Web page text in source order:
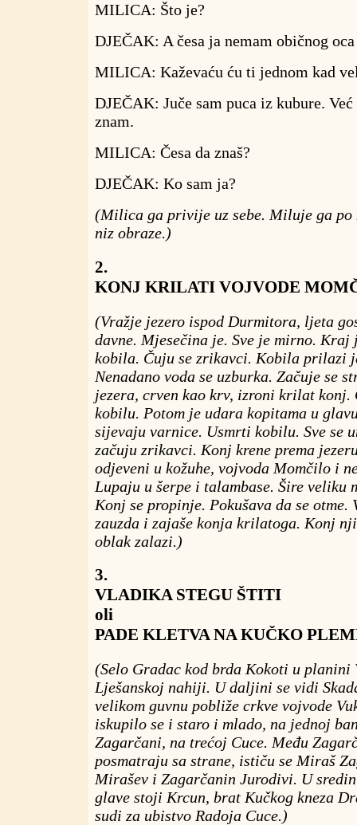
MILICA: Što je?
DJEČAK: A česa ja nemam običnog
MILICA: Kaževaću ću ti jednom kad
DJEČAK: Juče sam puca iz kubure. Već
znam.
MILICA: Česa da znaš?
DJEČAK: Ko sam ja?
(Milica ga privije uz sebe. Miluje ga po
niz obraze.)
2.
KONJ KRILATI VOJVODE
(Vražje jezero ispod Durmitora, ljeta
davne. Mjesečina je. Sve je mirno. Kraj
kobila. Čuju se zrikavci. Kobila prilazi
Nenadano voda se uzburka. Začuje se
jezera, crven kao krv, izroni krilat konj.
kobilu. Potom je udara kopitama u
sijevaju varnice. Usmrti kobilu. Sve se
začuju zrikavci. Konj krene prema
odjeveni u kožuhe, vojvoda Momčilo i
Lupaju u šerpe i talambase. Šire veliku
Konj se propinje. Pokušava da se otme.
zauzda i zajaše konja krilatoga. Konj
oblak zalazi.)
3.
VLADIKA STEGU ŠTITI
oli
PADE KLETVA NA KUČKO
(Selo Gradac kod brda Kokoti u planini
Lješanskoj nahiji. U daljini se vidi
velikom guvnu pobliže crkve vojvode
iskupilo se i staro i mlado, na jednoj
Zagarčani, na trećoj Cuce. Među
posmatraju sa strane, ističu se Miraš
Mirašev i Zagarčanin Jurodivi. U
glave stoji Krcun, brat Kučkog kneza
sudi za ubistvo Radoja Cuce.)